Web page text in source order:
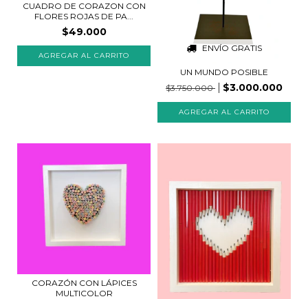
CUADRO DE CORAZON CON
FLORES ROJAS DE PA...
$49.000
AGREGAR AL CARRITO
ENVÍO GRATIS
UN MUNDO POSIBLE
$3.750.000
$3.000.000
CORAZÓN CON LÁPICES
MULTICOLOR